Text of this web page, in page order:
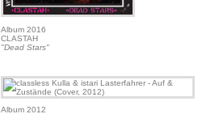
Album 2016
CLASTAH
"Dead Stars"
Album 2012